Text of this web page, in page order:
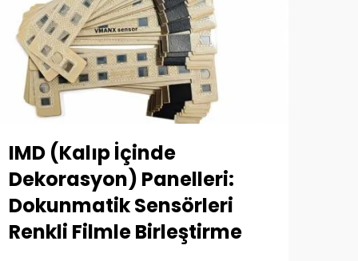
IMD (Kalıp İçinde
Dekorasyon) Panelleri:
Dokunmatik Sensörleri
Renkli Filmle Birleştirme